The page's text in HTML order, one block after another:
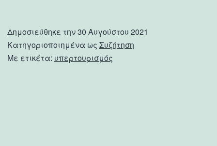
Δημοσιεύθηκε την30 Αυγούστου 2021
Κατηγοριοποιημένα ως Συζήτηση
Με ετικέτα: υπερτουρισμός